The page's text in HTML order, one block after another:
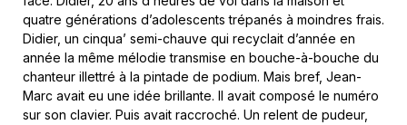
quatre générations d’adolescents trépanés à moindres frais.
Didier, un cinqua’ semi-chauve qui recyclait d’année en
année la même mélodie transmise en bouche-à-bouche du
chanteur illettré à la pintade de podium. Mais bref, Jean-
Marc avait eu une idée brillante. Il avait composé le numéro
sur son clavier. Puis avait raccroché. Un relent de pudeur,